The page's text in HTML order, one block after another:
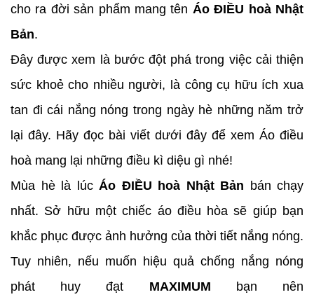
cho ra đời sản phẩm mang tên Áo ĐIỀU hoà Nhật
Bản.
Đây được xem là bước đột phá trong việc cải thiện
sức khoẻ cho nhiều người, là công cụ hữu ích xua
tan đi cái nắng nóng trong ngày hè những năm trở
lại đây. Hãy đọc bài viết dưới đây để xem Áo điều
hoà mang lại những điều kì diệu gì nhé!
Mùa hè là lúc Áo ĐIỀU hoà Nhật Bản bán chạy
nhất. Sở hữu một chiếc áo điều hòa sẽ giúp bạn
khắc phục được ảnh hưởng của thời tiết nắng nóng.
Tuy nhiên, nếu muốn hiệu quả chống nắng nóng
phát huy đạt MAXIMUM bạn nên